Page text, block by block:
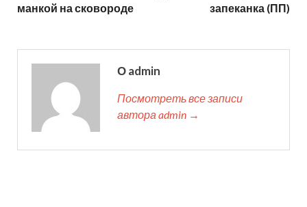
манкой на сковороде
запеканка (ПП)
О admin
Посмотреть все записи
автора admin →